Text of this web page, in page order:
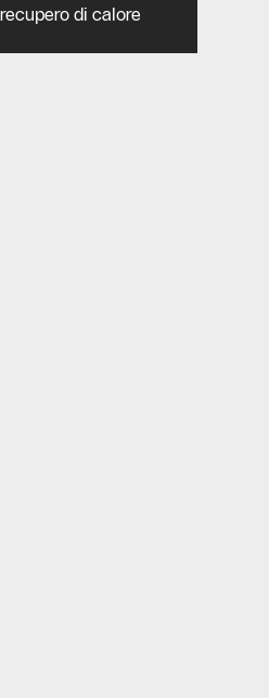
di calore